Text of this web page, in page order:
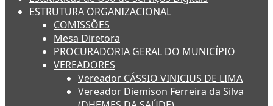
ESTRUTURA ORGANIZACIONAL
COMISSÕES
Mesa Diretora
PROCURADORIA GERAL DO MUNICÍPIO
VEREADORES
Vereador CÁSSIO VINICIUS DE LIMA
Vereador Diemison Ferreira da Silva